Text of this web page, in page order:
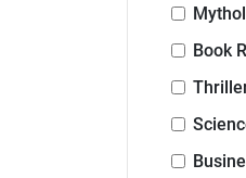
Book